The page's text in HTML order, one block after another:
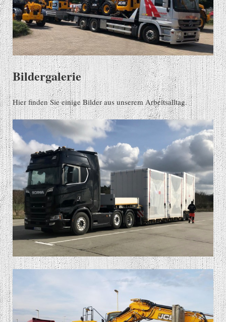
Bildergalerie
Hier finden Sie einige Bilder aus unserem Arbeitsalltag.